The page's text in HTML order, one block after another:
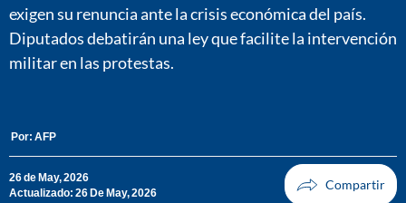
exigen su renuncia ante la crisis económica del país.
Diputados debatirán una ley que facilite la intervención
militar en las protestas.
Por: AFP
26 de May, 2026
Actualizado: 26 De May, 2026